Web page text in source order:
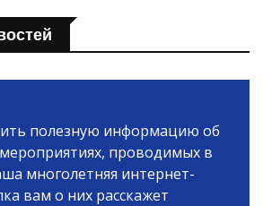
полезную информацию об
проводимых в
многолетняя интернет-
вам о них расскажет